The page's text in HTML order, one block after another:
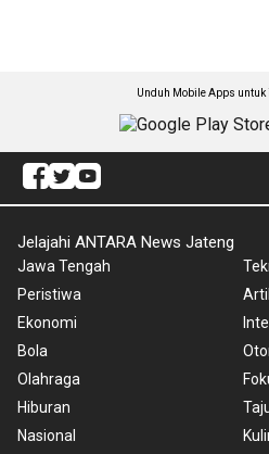
Unduh Mobile Apps untuk
Jelajahi ANTARA News Jateng
Jawa Tengah
Peristiwa
Ekonomi
Bola
Olahraga
Hiburan
Nasional